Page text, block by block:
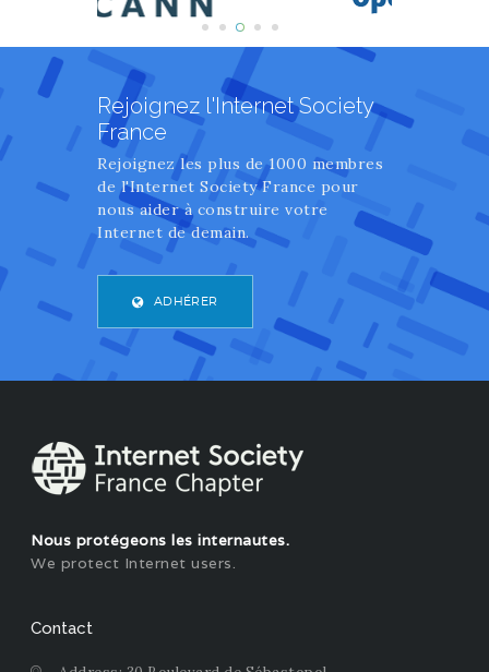
Rejoignez l'Internet Society
France
Rejoignez les plus de 1000 membres
de l'Internet Society France pour
nous aider à construire votre
Internet de demain.
ADHÉRER
Nous protégeons les internautes.
We protect Internet users.
Contact